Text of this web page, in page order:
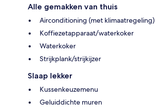
Alle gemakken van thuis
Airconditioning (met klimaatregeling)
Koffiezetapparaat/waterkoker
Waterkoker
Strijkplank/strijkijzer
Slaap lekker
Kussenkeuzemenu
Geluiddichte muren